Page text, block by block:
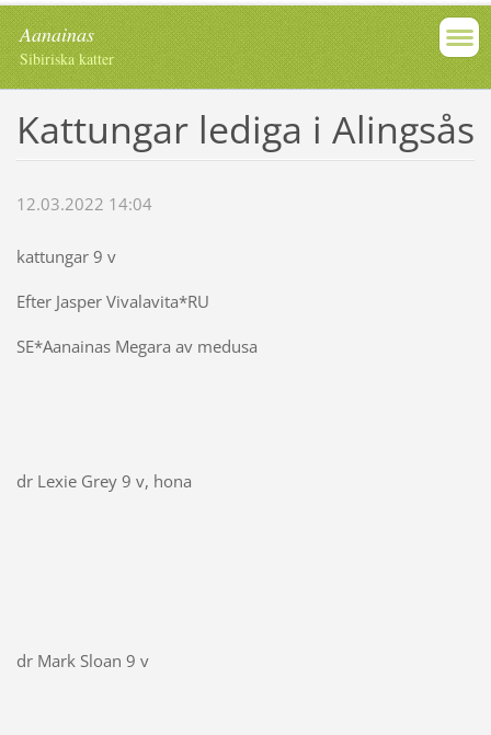
Aanainas
Sibiriska katter
Kattungar lediga i Alingsås
12.03.2022 14:04
kattungar 9 v
Efter Jasper Vivalavita*RU
SE*Aanainas Megara av medusa
dr Lexie Grey 9 v, hona
dr Mark Sloan 9 v